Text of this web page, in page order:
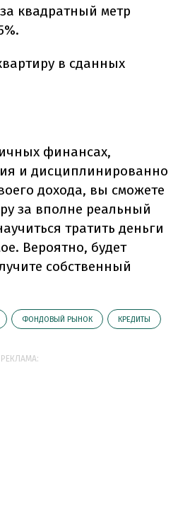
квадратный метр
в сданных
финансах,
и дисциплинированно
дохода, вы сможете
за вполне реальный
тратить деньги
Вероятно, будет
собственный
ФОНДОВЫЙ РЫНОК КРЕДИТЫ
РЕКЛАМА: